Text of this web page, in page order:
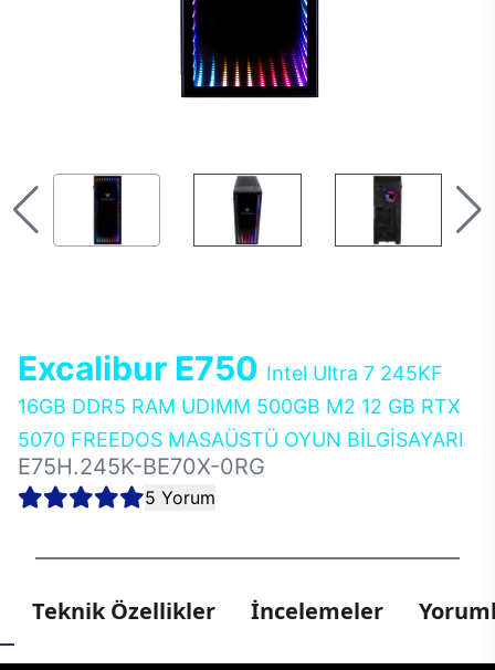
Excalibur E750 Intel Ultra 7 245KF
16GB DDR5 RAM UDIMM 500GB M2 12 GB RTX
5070 FREEDOS MASAÜSTÜ OYUN BİLGİSAYARI
E75H.245K-BE70X-0RG
5 Yorum
Teknik Özellikler İncelemeler